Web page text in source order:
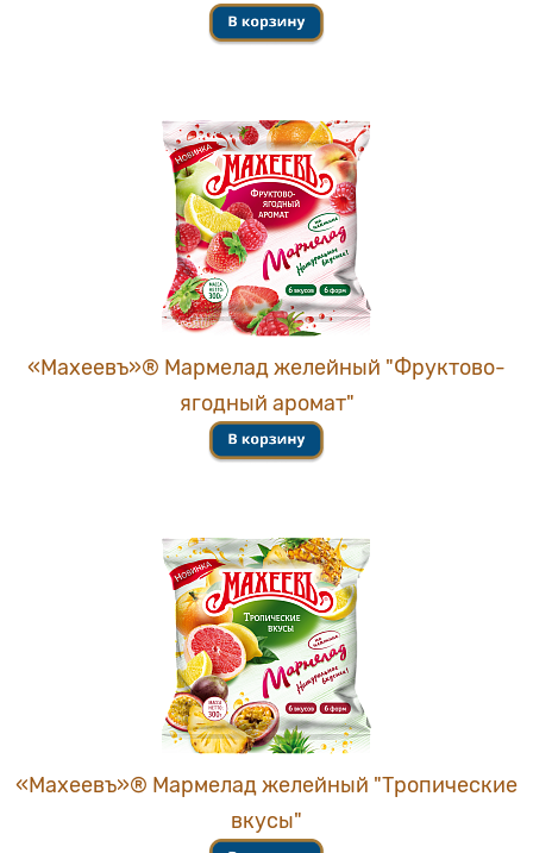
«Махеевъ»® Мармелад желейный "Фруктово-
ягодный аромат"
«Махеевъ»® Мармелад желейный "Тропические
вкусы"